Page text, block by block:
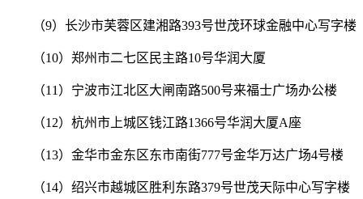
（9）长沙市芙蓉区建湘路393号世茂环球金融中心写字楼
（10）郑州市二七区民主路10号华润大厦
（11）宁波市江北区大闸南路500号来福士广场办公楼
（12）杭州市上城区钱江路1366号华润大厦A座
（13）金华市金东区东市南街777号金华万达广场4号楼
（14）绍兴市越城区胜利东路379号世茂天际中心写字楼